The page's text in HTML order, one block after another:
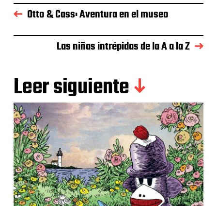
Otto & Cass: Aventura en el museo
Las niñas intrépidas de la A a la Z
Leer siguiente